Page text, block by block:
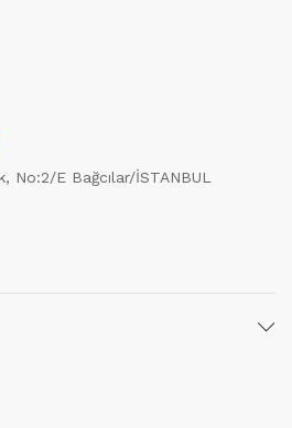
No:2/E Bağcılar/İSTANBUL